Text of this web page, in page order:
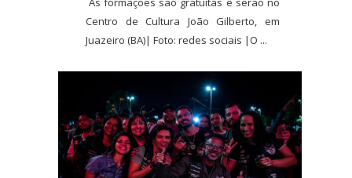
Centro de Cultura João Gilberto, em
Juazeiro (BA)| Foto: redes sociais |O ...